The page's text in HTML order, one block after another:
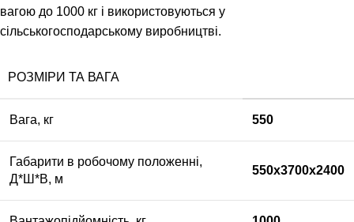
вагою до 1000 кг і використовуються у
сільськогосподарському виробництві.
РОЗМІРИ ТА ВАГА
Вага, кг 550
Габарити в робочому положенні,
Д*Ш*В, м
550х3700х2400